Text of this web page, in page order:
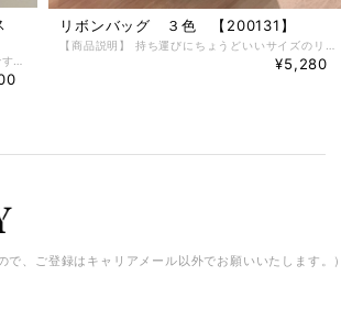
リボンバッグ ３色 【200131】
¥5,280
、ご登録はキャリアメール以外でお願いいたします。）